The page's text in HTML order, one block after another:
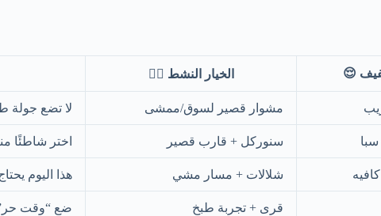
😌 الخيار النشط 🏃‍♂️
مشوار قصير لسوق/ممشى لا تضع جولة
سنوركل + قارب قصير اختر شاطئًا
شلالات + مسار مشي هذا اليوم
قرى + تجربة طبخ ضع “وقت حر”